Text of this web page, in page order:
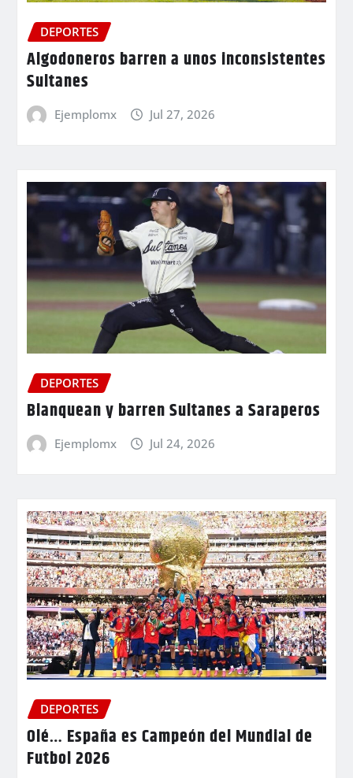
DEPORTES
Algodoneros barren a unos inconsistentes
Sultanes
Ejemplomx Jul 27, 2026
DEPORTES
Blanquean y barren Sultanes a Saraperos
Ejemplomx Jul 24, 2026
DEPORTES
Olé… España es Campeón del Mundial de
Futbol 2026